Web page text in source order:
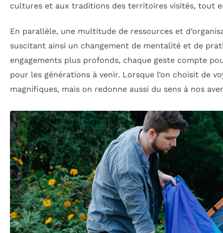
cultures et aux traditions des territoires visités, tout
En parallèle, une multitude de ressources et
suscitant ainsi un changement de mentalité et de
engagements plus profonds, chaque geste compte
pour les générations à venir. Lorsque l’on choisit de
magnifiques, mais on redonne aussi du sens à nos